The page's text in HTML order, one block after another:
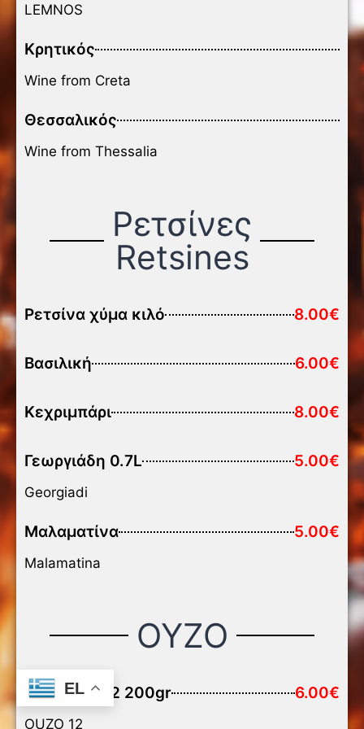
LEMNOS
Κρητικός
Wine from Creta
Θεσσαλικός
Wine from Thessalia
Ρετσίνες
Retsines
Ρετσίνα χύμα κιλό 8.00€
Βασιλική 6.00€
Κεχριμπάρι 8.00€
Γεωργιάδη 0.7L 5.00€
Georgiadi
Μαλαματίνα 5.00€
Malamatina
ΟΥΖΟ
Καραφάκι 12 200gr 6.00€
OUZO 12
EL